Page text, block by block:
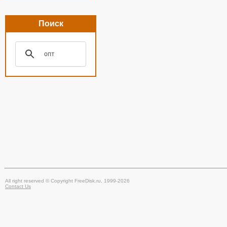
Поиск
All right reserved © Copyright FreeDisk.ru, 1999-2026
Contact Us